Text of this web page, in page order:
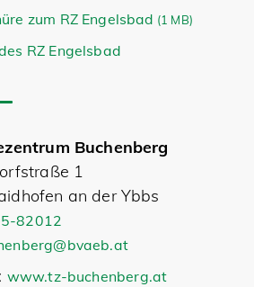
zum RZ Engelsbad (1 MB)
RZ Engelsbad
Buchenberg
1
an der Ybbs
82012
www.tz-buchenberg.at